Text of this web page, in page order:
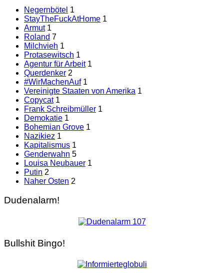
Negernbötel 1
StayTheFuckAtHome 1
Armut 1
Roland 7
Milchvieh 1
Protasewitsch 1
Agentur für Arbeit 1
Querdenker 2
#WirMachenAuf 1
Vereinigte Staaten von Amerika 1
Copycat 1
Frank Schreibmüller 1
Demokatie 1
Bohemian Grove 1
Nazikiez 1
Kapitalismus 1
Genderwahn 5
Louisa Neubauer 1
Putin 2
Naher Osten 2
Dudenalarm!
Bullshit Bingo!